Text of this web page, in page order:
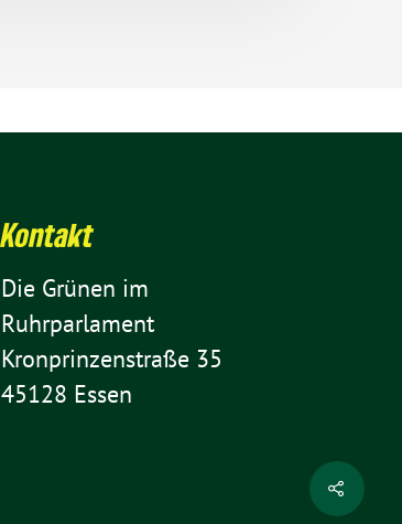
Kontakt
Die Grünen im
Ruhrparlament
Kron­prin­zen­straße 35
45128 Essen